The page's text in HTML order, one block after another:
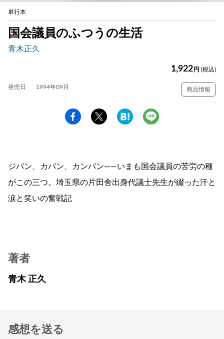
単行本
国会議員のふつうの生活
青木正久
1,922 円 (税込)
発売日 1994年09月 商品情報
ジバン、カバン、カンバン――いまも国会議員の苦労の種
がこの三つ。埼玉県の片田舎出身代議士先生が綴った汗と
涙と笑いの奮戦記
著者
青木 正久
感想を送る